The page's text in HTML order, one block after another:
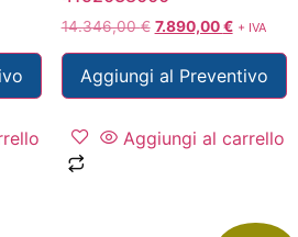
14.346,00€ 7.890,00€ + IVA
Aggiungi al Preventivo
Aggiungi al carrello